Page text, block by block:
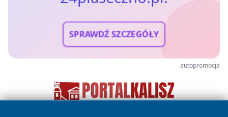
SPRAWDŹ SZCZEGÓŁY
autopromocja